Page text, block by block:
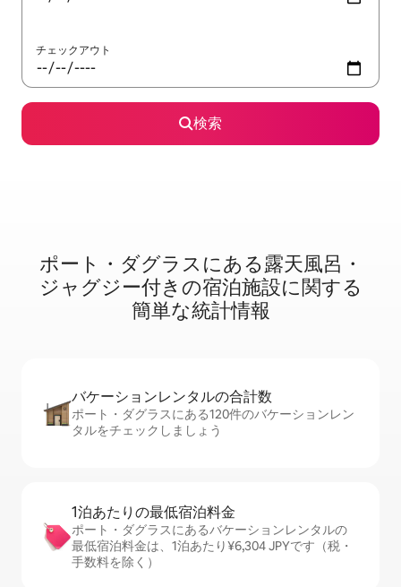
チェックアウト
検索
ポート・ダグラスに⁠あ⁠る露⁠天⁠風⁠呂・
ジ⁠ャ⁠グ⁠ジ⁠ー⁠付⁠き⁠の宿⁠泊⁠施⁠設⁠に関⁠す⁠る
簡⁠単⁠な統⁠計⁠情⁠報
バケーションレ⁠ン⁠タ⁠ル⁠の合⁠計⁠数
ポート・ダグラスにある120件のバケーションレン
タルをチェックしましょう
1泊あたりの最⁠低⁠宿⁠泊⁠料⁠金
ポート・ダグラスにあるバケーションレンタルの
最低宿泊料金は、1泊あたり¥6,304 JPYです（税・
手数料を除く）